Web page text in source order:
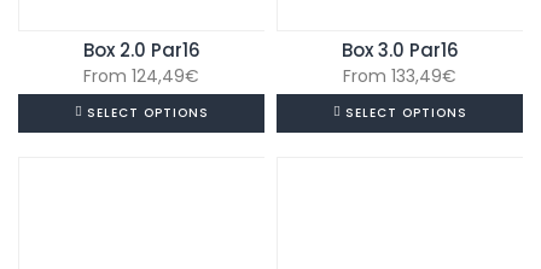
Box 2.0 Par16
From 124,49€
SELECT OPTIONS
Box 3.0 Par16
From 133,49€
SELECT OPTIONS